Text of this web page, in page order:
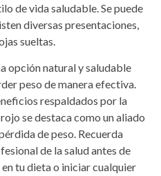
de vida saludable. Se puede
diversas presentaciones,
sueltas.
opción natural y saludable
peso de manera efectiva.
respaldados por la
se destaca como un aliado
de peso. Recuerda
de la salud antes de
tu dieta o iniciar cualquier